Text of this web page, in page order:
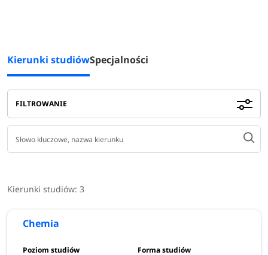
Kierunki studiówSpecjalności
FILTROWANIE
Kierunki studiów: 3
Chemia